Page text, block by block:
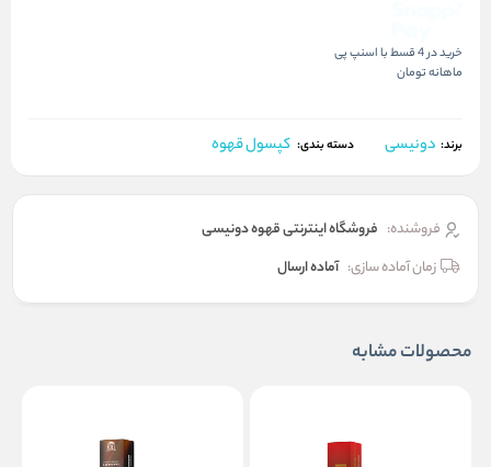
خرید در 4 قسط با اسنپ پی
ماهانهتومان
برند: دونیسی دسته بندی: کپسول قهوه
فروشنده: فروشگاه اینترنتی قهوه دونیسی
زمان آماده سازی: آماده ارسال
محصولات مشابه